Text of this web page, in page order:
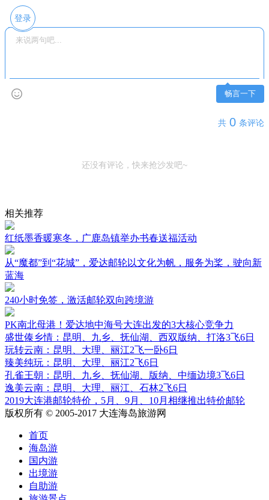
登录
畅言一下
共 0 条评论
还没有评论，快来抢沙发吧~
相关推荐
红纸墨香暖寒冬，广鹿岛镇举办书春送福活动
从“魔都”到“花城”，爱达邮轮以文化为帆，服务为桨，驶向新
蓝海
240小时免签，激活邮轮双向跨境游
PK南北母港！爱达地中海号大连出发的3大核心竞争力
盛世傣乡情：昆明、九乡、抚仙湖、西双版纳、打洛3飞6日
玩转云南：昆明、大理、丽江2飞一卧6日
臻美纯玩：昆明、大理、丽江2飞6日
孔雀王朝：昆明、九乡、抚仙湖、版纳、中缅边境3飞6日
逸美云南：昆明、大理、丽江、石林2飞6日
2019大连港邮轮特价，5月、9月、10月相继推出特价邮轮
版权所有 © 2005-2017 大连海岛旅游网
首页
海岛游
国内游
出境游
自助游